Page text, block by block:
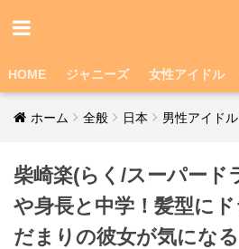
HOME ジャニーズ 女性アイドル
ホーム 全般 日本 男性アイドル
柴崎楽(らく/スーパード
や身長と中学！髪型に
だまりの彼女が気になる